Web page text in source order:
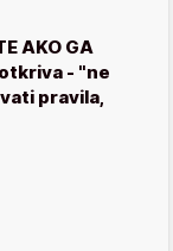
AKO GA
otkriva - "ne
pravila,